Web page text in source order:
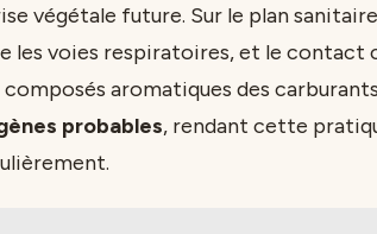
végétale future. Sur le plan
les voies respiratoires, et le contact
aromatiques des
probables, rendant cette